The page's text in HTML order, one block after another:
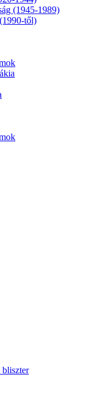
(1945-1989)
től)
bliszter